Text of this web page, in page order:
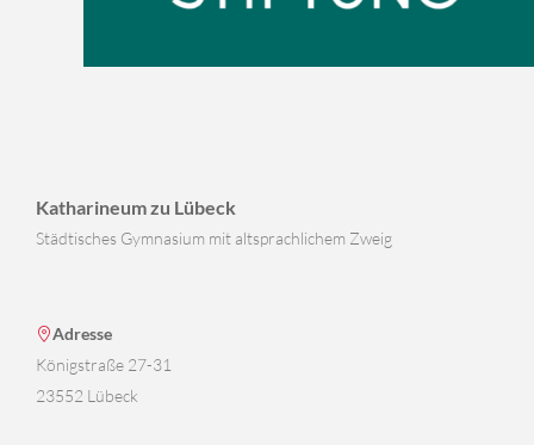
Katharineum zu Lübeck
Städtisches Gymnasium mit altsprachlichem Zweig
Adresse
Königstraße 27-31
23552 Lübeck